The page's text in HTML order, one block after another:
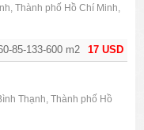
17 USD
85-133-600 m2
Thành phố Hồ Chí Minh,
Thạnh, Thành phố Hồ